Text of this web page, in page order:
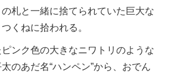
札と一緒に捨てられていた巨大な
くねに拾われる。
ンク色の大きなニワトリのような
のあだ名“ハンペン”から、おでん